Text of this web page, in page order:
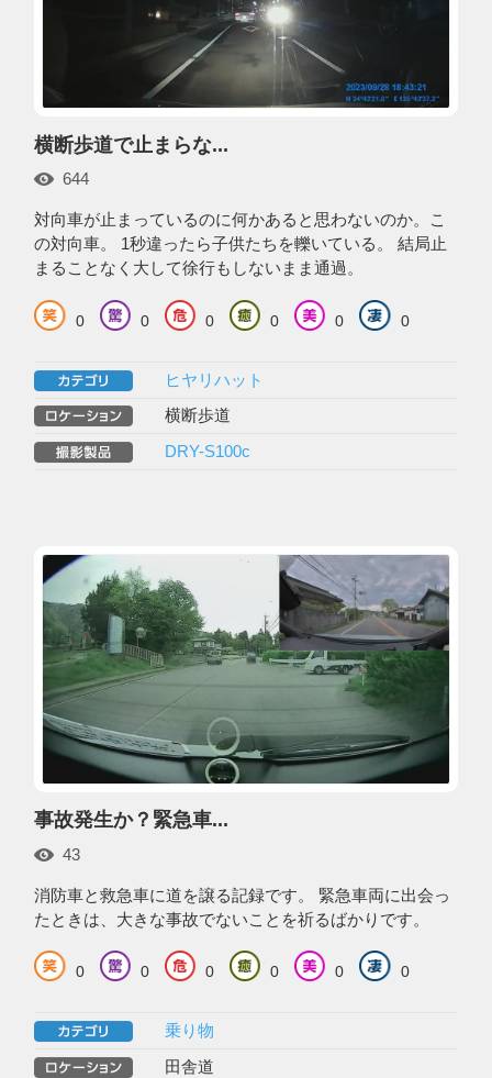
横断歩道で止まらな...
644
対向車が止まっているのに何かあると思わないのか。こ
の対向車。 1秒違ったら子供たちを轢いている。 結局止
まることなく大して徐行もしないまま通過。
0 0 0 0 0 0
ヒヤリハット
横断歩道
DRY-S100c
事故発生か？緊急車...
43
消防車と救急車に道を譲る記録です。 緊急車両に出会っ
たときは、大きな事故でないことを祈るばかりです。
0 0 0 0 0 0
乗り物
田舎道